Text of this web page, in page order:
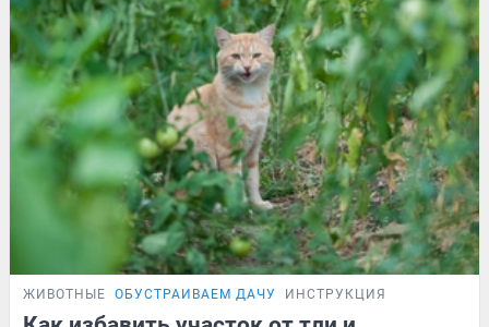
ЖИВОТНЫЕ ОБУСТРАИВАЕМ ДАЧУ ИНСТРУКЦИЯ